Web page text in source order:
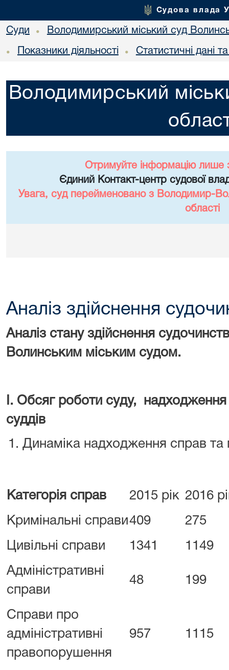
Судова влада
Суди • Володимирський міський суд
• Показники діяльності • Статистичні дані
Володимирський
Отримуйте інформацію лише
Єдиний Контакт-центр судової
Увага, суд перейменовано з Володимир-
області
Аналіз здійснення
Аналіз стану здійснення
Волинським міським судом.
І. Обсяг роботи суду,
суддів
Динаміка надходження справ та
Категорія справ 2015 рік 2016
Кримінальні справи409 275
Цивільні справи 1341 1149
Адміністративні
справи
48 199
Справи про
адміністративні
правопорушення
957 1115